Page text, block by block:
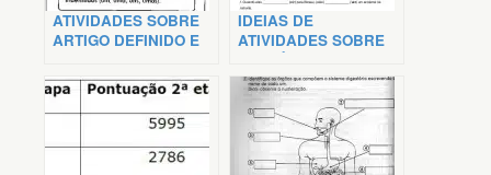
ATIVIDADES SOBRE
ARTIGO DEFINIDO E
IDEIAS DE
ATIVIDADES SOBRE
IMPERFEITO